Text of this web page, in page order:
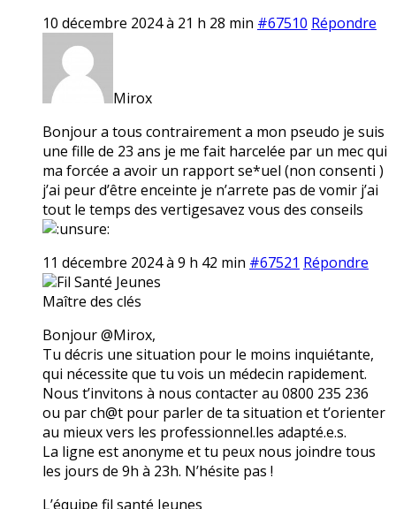
10 décembre 2024 à 21 h 28 min #67510 Répondre
Mirox
Bonjour a tous contrairement a mon pseudo je suis
une fille de 23 ans je me fait harcelée par un mec qui
ma forcée a avoir un rapport se*uel (non consenti )
j’ai peur d’être enceinte je n’arrete pas de vomir j’ai
tout le temps des vertigesavez vous des conseils
11 décembre 2024 à 9 h 42 min #67521 Répondre
Fil Santé Jeunes
Maître des clés
Bonjour @Mirox,
Tu décris une situation pour le moins inquiétante,
qui nécessite que tu vois un médecin rapidement.
Nous t’invitons à nous contacter au 0800 235 236
ou par ch@t pour parler de ta situation et t’orienter
au mieux vers les professionnel.les adapté.e.s.
La ligne est anonyme et tu peux nous joindre tous
les jours de 9h à 23h. N’hésite pas !
L’équipe fil santé Jeunes